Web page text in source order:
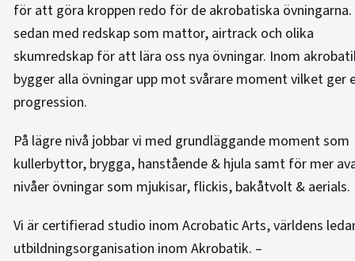
för att göra kroppen redo för de akrobatiska övningarna.
sedan med redskap som mattor, airtrack och olika
skumredskap för att lära oss nya övningar. Inom
bygger alla övningar upp mot svårare moment vilket ger
progression.
På lägre nivå jobbar vi med grundläggande moment som
kullerbyttor, brygga, hanstående & hjula samt för mer
nivåer övningar som mjukisar, flickis, bakåtvolt & aerials.
Vi är certifierad studio inom Acrobatic Arts, världens
utbildningsorganisation inom Akrobatik. –